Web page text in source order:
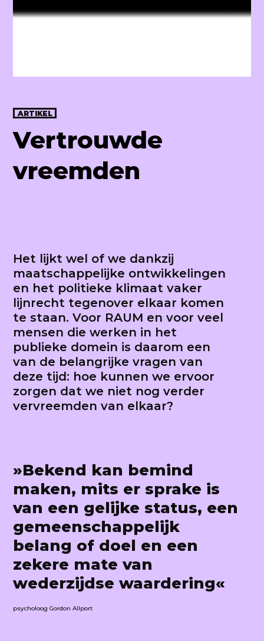
Raum Lab
ARTIKEL
Vertrouwde
vreemden
Het lijkt wel of we dankzij
maatschappelijke ontwikkelingen
en het politieke klimaat vaker
lijnrecht tegenover elkaar komen
te staan. Voor RAUM en voor veel
mensen die werken in het
publieke domein is daarom een
van de belangrijke vragen van
deze tijd: hoe kunnen we ervoor
zorgen dat we niet nog verder
vervreemden van elkaar?
»Bekend kan bemind
maken, mits er sprake is
van een gelijke status, een
gemeenschappelijk
belang of doel en een
zekere mate van
wederzijdse waardering«
psycholoog Gordon Allport